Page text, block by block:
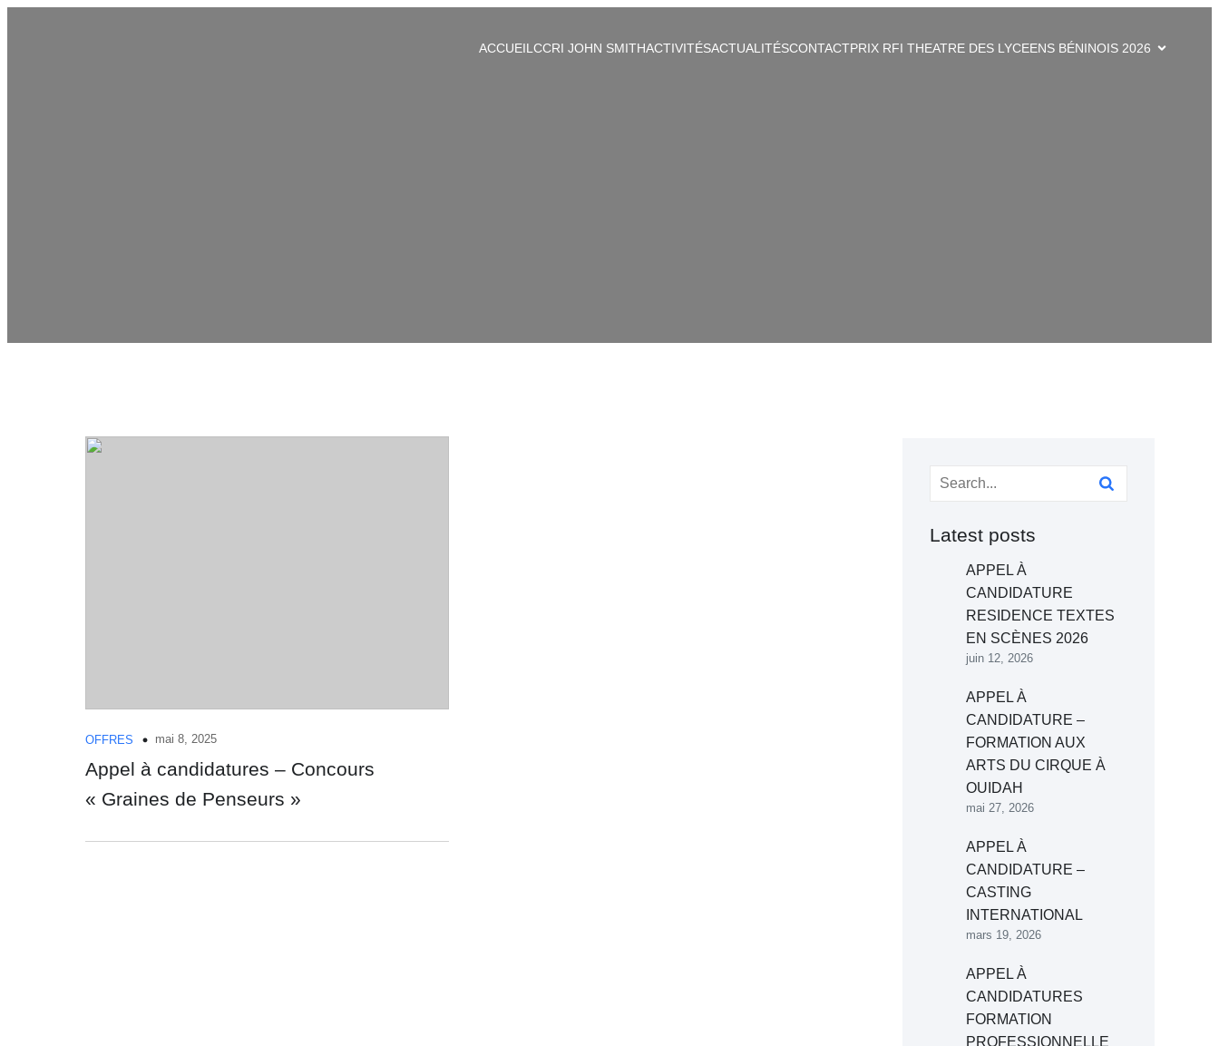
ACCUEIL CCRI JOHN SMITHACTIVITÉSACTUALITÉSCONTACTPRIX RFI THEATRE DES LYCEENS BÉNINOIS 2026
OFFRES mai 8, 2025
Appel à candidatures – Concours
« Graines de Penseurs »
Latest posts
APPEL À
CANDIDATURE
RESIDENCE TEXTES
EN SCÈNES 2026
juin 12, 2026
APPEL À
CANDIDATURE –
FORMATION AUX
ARTS DU CIRQUE À
OUIDAH
mai 27, 2026
APPEL À
CANDIDATURE –
CASTING
INTERNATIONAL
mars 19, 2026
APPEL À
CANDIDATURES
FORMATION
PROFESSIONNELLE